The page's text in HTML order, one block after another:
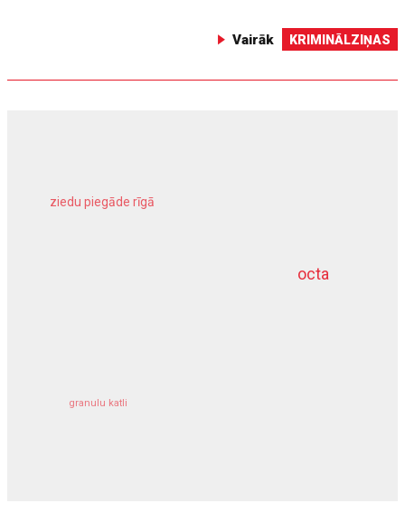
Vairāk KRIMINĀLZIŅAS
octa
ziedu piegāde rīgā
granulu katli
dziļurbums